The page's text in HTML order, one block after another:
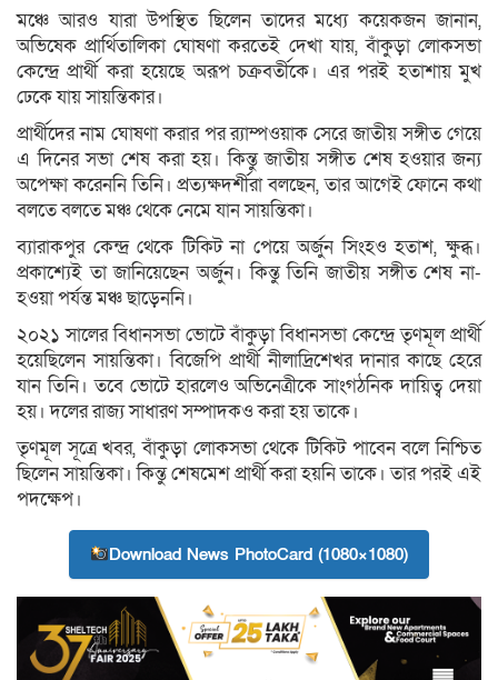
মঞ্চে আরও যারা উপস্থিত ছিলেন তাদের মধ্যে কয়েকজন জানান,
অভিষেক প্রার্থিতালিকা ঘোষণা করতেই দেখা যায়, বাঁকুড়া লোকসভা
কেন্দ্রে প্রার্থী করা হয়েছে অরূপ চক্রবর্তীকে। এর পরই হতাশায় মুখ
ঢেকে যায় সায়ন্তিকার।
প্রার্থীদের নাম ঘোষণা করার পর র‌্যাম্পওয়াক সেরে জাতীয় সঙ্গীত গেয়ে
এ দিনের সভা শেষ করা হয়। কিন্তু জাতীয় সঙ্গীত শেষ হওয়ার জন্য
অপেক্ষা করেননি তিনি। প্রত্যক্ষদর্শীরা বলছেন, তার আগেই ফোনে কথা
বলতে বলতে মঞ্চ থেকে নেমে যান সায়ন্তিকা।
ব্যারাকপুর কেন্দ্র থেকে টিকিট না পেয়ে অর্জুন সিংহও হতাশ, ক্ষুব্ধ।
প্রকাশ্যেই তা জানিয়েছেন অর্জুন। কিন্তু তিনি জাতীয় সঙ্গীত শেষ না-
হওয়া পর্যন্ত মঞ্চ ছাড়েননি।
২০২১ সালের বিধানসভা ভোটে বাঁকুড়া বিধানসভা কেন্দ্রে তৃণমূল প্রার্থী
হয়েছিলেন সায়ন্তিকা। বিজেপি প্রার্থী নীলাদ্রিশেখর দানার কাছে হেরে
যান তিনি। তবে ভোটে হারলেও অভিনেত্রীকে সাংগঠনিক দায়িত্ব দেয়া
হয়। দলের রাজ্য সাধারণ সম্পাদকও করা হয় তাকে।
তৃণমূল সূত্রে খবর, বাঁকুড়া লোকসভা থেকে টিকিট পাবেন বলে নিশ্চিত
ছিলেন সায়ন্তিকা। কিন্তু শেষমেশ প্রার্থী করা হয়নি তাকে। তার পরই এই
পদক্ষেপ।
Download News PhotoCard (1080×1080)